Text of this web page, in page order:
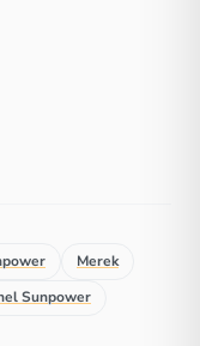
Merek
Sunpower